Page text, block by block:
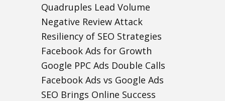
Quadruples Lead Volume
Negative Review Attack
Resiliency of SEO Strategies
Facebook Ads for Growth
Google PPC Ads Double Calls
Facebook Ads vs Google Ads
SEO Brings Online Success